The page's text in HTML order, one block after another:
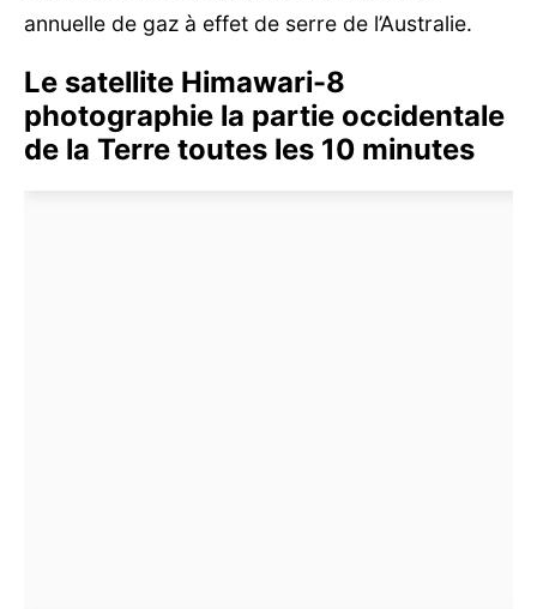
annuelle de gaz à effet de serre de l’Australie.
Le satellite Himawari-8
photographie la partie occidentale
de la Terre toutes les 10 minutes